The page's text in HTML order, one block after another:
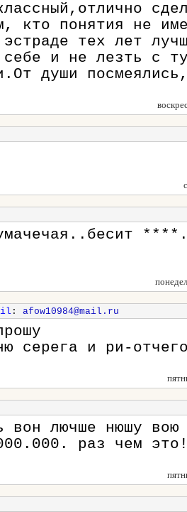
кто понятия не
тех лет
себе и не лезть с
души
: afow10984@mail.ru
серега и ри-
вон лючше нюшу вою
раз чем